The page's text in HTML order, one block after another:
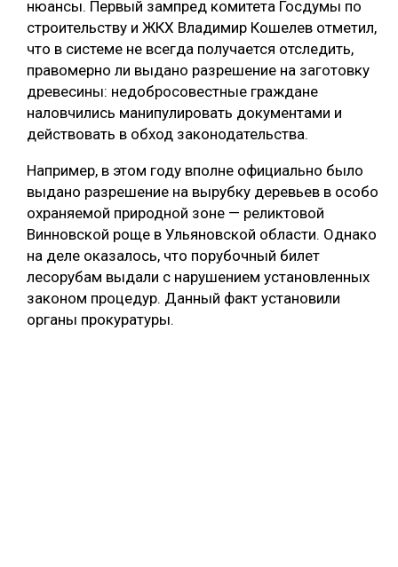
нюансы. Первый зампред комитета Госдумы по
строительству и ЖКХ Владимир Кошелев отметил,
что в системе не всегда получается отследить,
правомерно ли выдано разрешение на заготовку
древесины: недобросовестные граждане
наловчились манипулировать документами и
действовать в обход законодательства.
Например, в этом году вполне официально было
выдано разрешение на вырубку деревьев в особо
охраняемой природной зоне — реликтовой
Винновской роще в Ульяновской области. Однако
на деле оказалось, что порубочный билет
лесорубам выдали с нарушением установленных
законом процедур. Данный факт установили
органы прокуратуры.